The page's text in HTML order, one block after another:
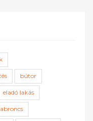
bútor
eladó lakás